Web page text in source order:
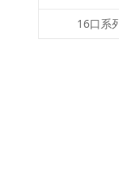
16口系